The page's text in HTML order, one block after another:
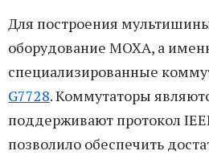
Для построения
оборудование MOXA, а
специализированные
G7728. Коммутаторы
поддерживают протокол
позволило обеспечить